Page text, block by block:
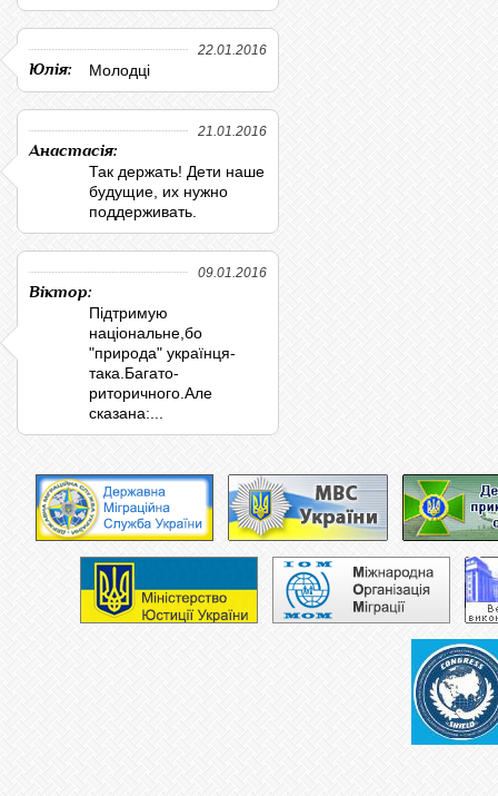
22.01.2016
Юлія: Молодці
21.01.2016
Анастасія:
Так держать! Дети наше
будущие, их нужно
поддерживать.
09.01.2016
Віктор:
Підтримую
національне,бо
"природа" українця-
така.Багато-
риторичного.Але
сказана:...